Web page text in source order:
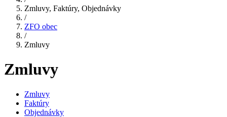
Zmluvy, Faktúry, Objednávky
/
ZFO obec
/
Zmluvy
Zmluvy
Zmluvy
Faktúry
Objednávky